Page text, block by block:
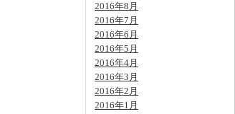
2016年8月
2016年7月
2016年6月
2016年5月
2016年4月
2016年3月
2016年2月
2016年1月